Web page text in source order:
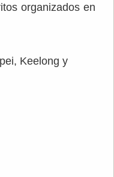
organizados en
Keelong y